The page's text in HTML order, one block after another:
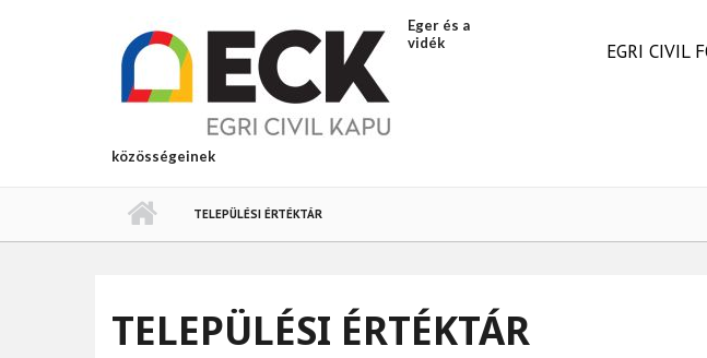
Eger és a
vidék
közösségeinek
FŐMENÜ
EGRI CIVIL
TELEPÜLÉSI ÉRTÉKTÁR
TELEPÜLÉSI ÉRTÉKTÁR